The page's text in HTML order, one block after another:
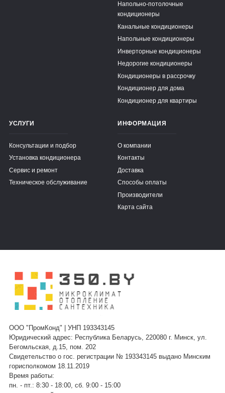
Напольно-потолочные
кондиционеры
Канальные кондиционеры
Напольные кондиционеры
Инверторные кондиционеры
Недорогие кондиционеры
Кондиционеры в рассрочку
Кондиционер для дома
Кондиционер для квартиры
УСЛУГИ
Консультации и подбор
Установка кондиционера
Сервис и ремонт
Техническое обслуживание
ИНФОРМАЦИЯ
О компании
Контакты
Доставка
Способы оплаты
Производители
Карта сайта
ООО "ПромКонд" | УНП 193343145
Юридический адрес: Республика Беларусь, 220080 г. Минск, ул.
Бегомльская, д.15, пом. 202
Свидетельство о гос. регистрации № 193343145 выдано Минским
горисполкомом 18.11.2019
Время работы:
пн. - пт.: 8:30 - 18:00, сб. 9:00 - 15:00